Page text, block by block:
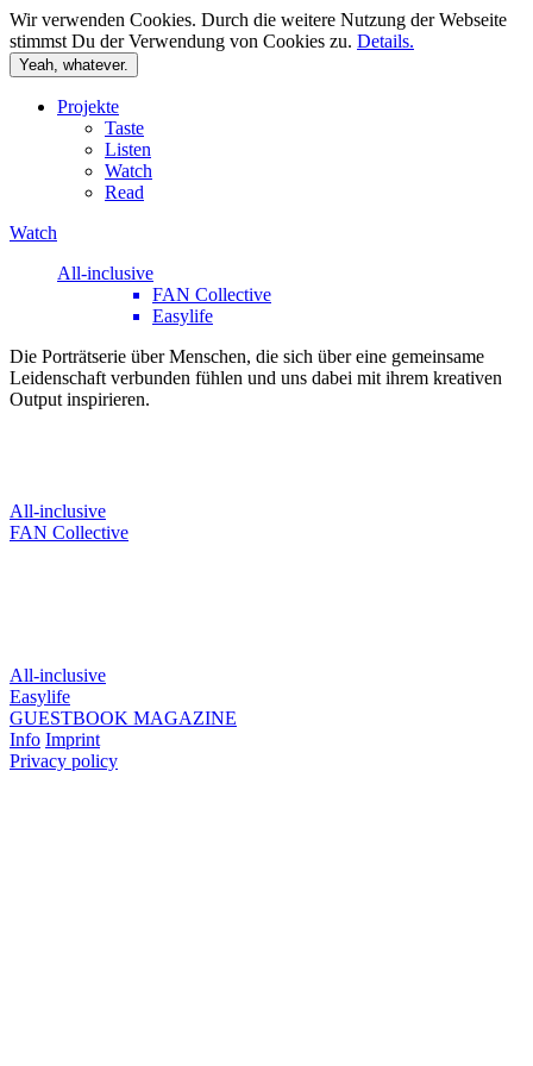
Wir verwenden Cookies. Durch die weitere Nutzung der Webseite
stimmst Du der Verwendung von Cookies zu. Details.
Yeah, whatever.
Projekte
Taste
Listen
Watch
Read
Watch
All-inclusive
FAN Collective
Easylife
Die Porträtserie über Menschen, die sich über eine gemeinsame
Leidenschaft verbunden fühlen und uns dabei mit ihrem kreativen
Output inspirieren.
All-inclusive
FAN Collective
All-inclusive
Easylife
GUESTBOOK MAGAZINE
Info Imprint
Privacy policy